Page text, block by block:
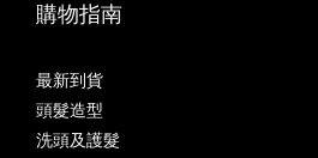
購物指南
最新到貨
頭髮造型
洗頭及護髮